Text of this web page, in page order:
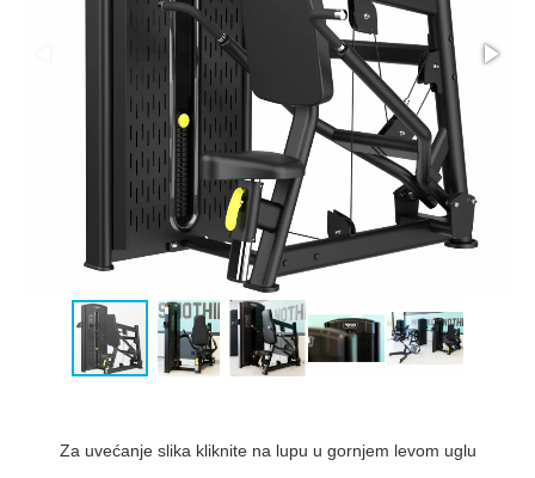
Za uvećanje slika kliknite na lupu u gornjem levom uglu